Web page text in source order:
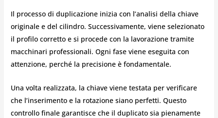
Il processo di duplicazione inizia con l’analisi della chiave
originale e del cilindro. Successivamente, viene selezionato
il profilo corretto e si procede con la lavorazione tramite
macchinari professionali. Ogni fase viene eseguita con
attenzione, perché la precisione è fondamentale.
Una volta realizzata, la chiave viene testata per verificare
che l’inserimento e la rotazione siano perfetti. Questo
controllo finale garantisce che il duplicato sia pienamente